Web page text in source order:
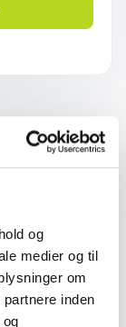
og
medier og til
om
inden
er
der
som
Det omfatter